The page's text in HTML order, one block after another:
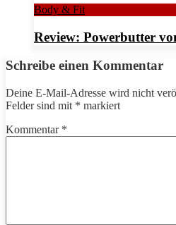
Body & Fit
Review: Powerbutter
Schreibe einen Kommentar
Deine E-Mail-Adresse wird nicht
Felder sind mit * markiert
Kommentar *